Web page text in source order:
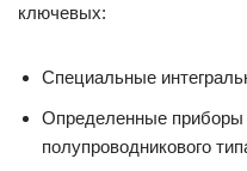
ключевых:
Специальные
Определенные приборы
полупроводникового